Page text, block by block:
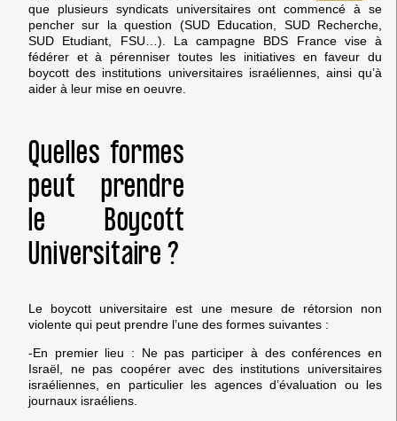
que plusieurs syndicats universitaires ont commencé à se
pencher sur la question (SUD Education, SUD Recherche,
SUD Etudiant, FSU…). La campagne BDS France vise à
fédérer et à pérenniser toutes les initiatives en faveur du
boycott des institutions universitaires israéliennes, ainsi qu’à
aider à leur mise en oeuvre.
Quelles formes
peut prendre
le Boycott
Universitaire ?
Le boycott universitaire est une mesure de rétorsion non
violente qui peut prendre l’une des formes suivantes :
-En premier lieu : Ne pas participer à des conférences en
Israël, ne pas coopérer avec des institutions universitaires
israéliennes, en particulier les agences d’évaluation ou les
journaux israéliens.